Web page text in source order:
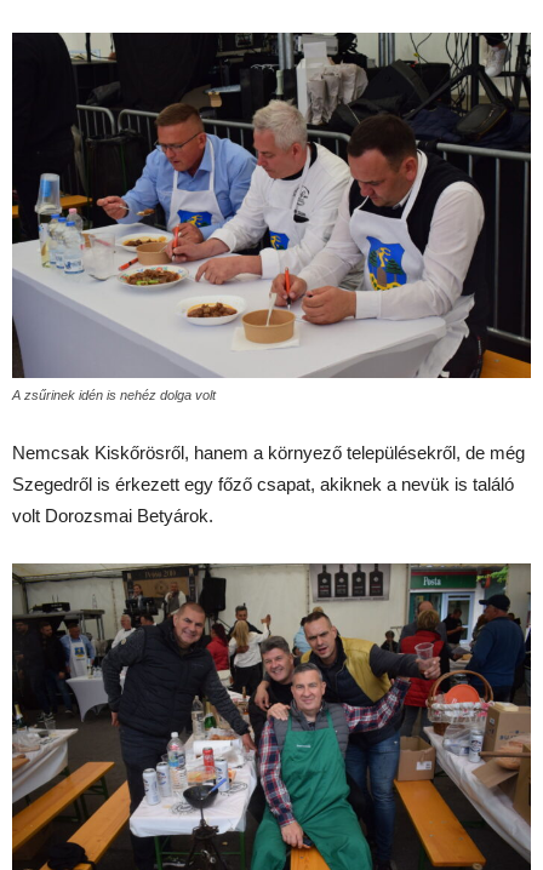
A zsűrinek idén is nehéz dolga volt
Nemcsak Kiskőrösről, hanem a környező településekről, de még
Szegedről is érkezett egy főző csapat, akiknek a nevük is találó
volt Dorozsmai Betyárok.